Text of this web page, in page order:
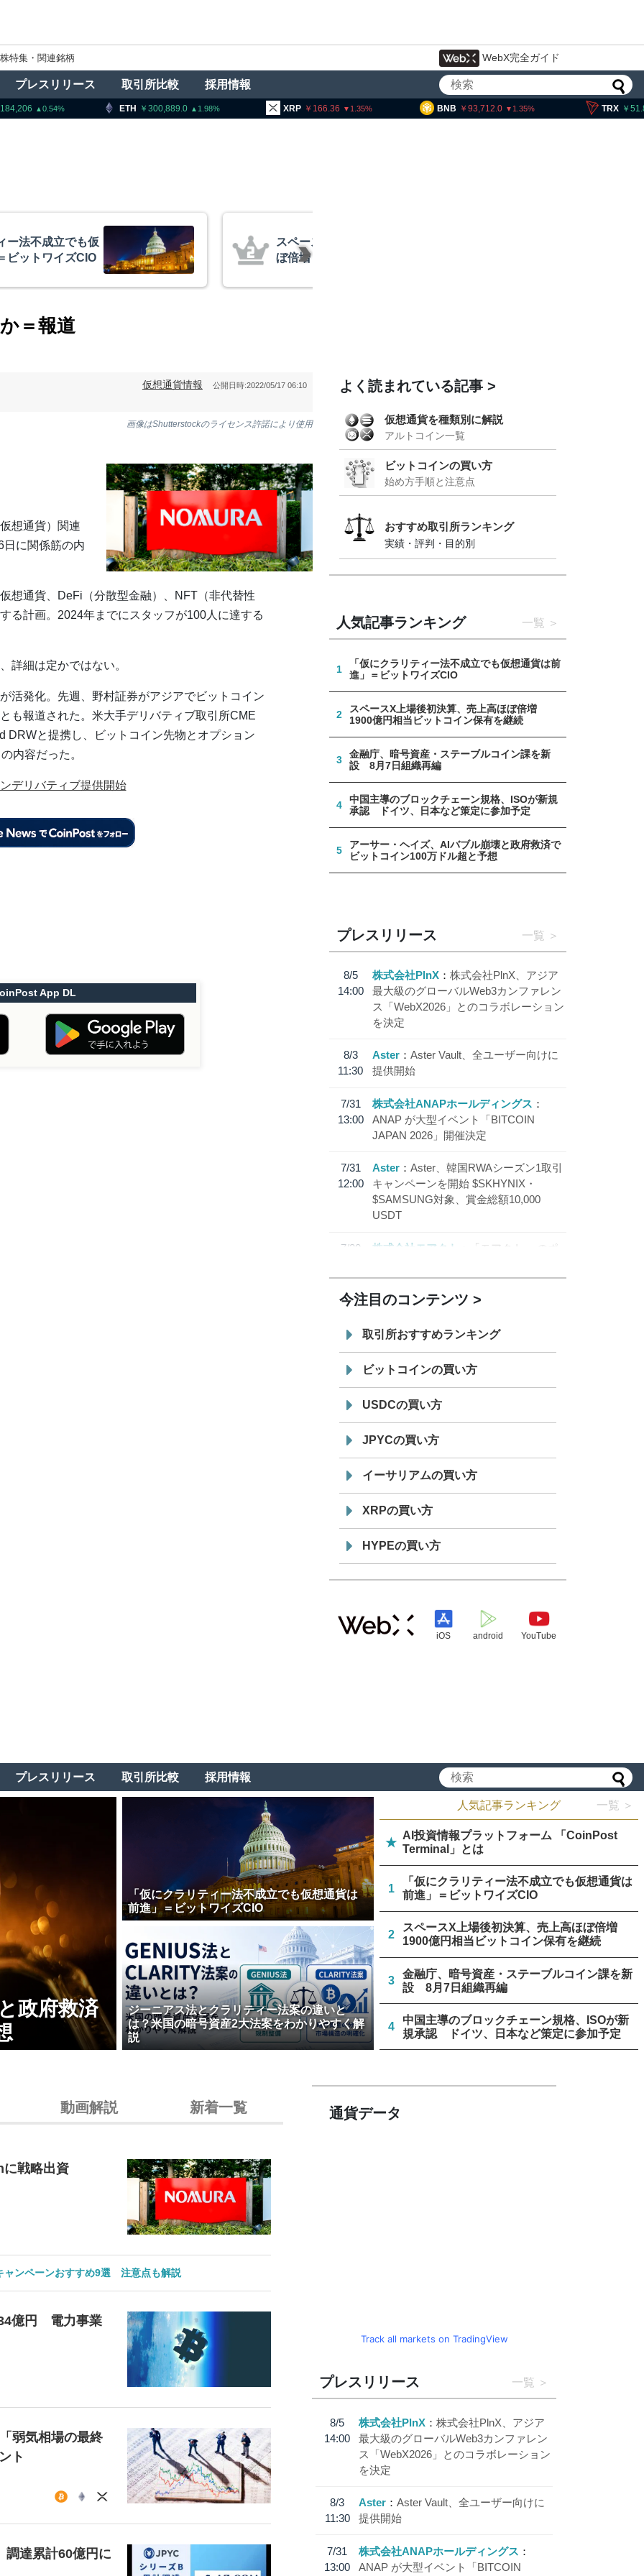
株特集・関連銘柄 WebX完全ガイド
プレスリリース 取引所比較 採用情報
300,889.0 XRP 166.36 1.35 BNB 93,712.0 TRX 51.87 0.57 SOL
決算、売上高ほ
相当ビットコイ
金融庁、暗号資産・ステーブルコイ
ン課を新設 8月7日組織再編
＝報道
仮想通貨情報 公開日時:2022/05/17 06:10
画像はShutterstockのライセンス許諾により使用
想通貨）関連
に関係筋の内
想通貨、DeFi（分散型金融）、NFT（非代替性
る計画。2024年までにスタッフが100人に達する
詳細は定かではない。
活発化。先週、野村証券がアジアでビットコイン
も報道された。米大手デリバティブ取引所CME
DRWと提携し、ビットコイン先物とオプション
内容だった。
デリバティブ提供開始
App DL
よく読まれている記事
仮想通貨を種類別に解説
アルトコイン一覧
ビットコインの買い方
始め方手順と注意点
おすすめ取引所ランキング
実績・評判・目的別
人気記事ランキング 一覧
1
「仮にクラリティー法不成立でも仮想通貨は前
進」＝ビットワイズCIO
2
スペースX上場後初決算、売上高ほぼ倍増
1900億円相当ビットコイン保有を継続
3
金融庁、暗号資産・ステーブルコイン課を新
設 8月7日組織再編
4
中国主導のブロックチェーン規格、ISOが新規
承認 ドイツ、日本など策定に参加予定
5
アーサー・ヘイズ、AIバブル崩壊と政府救済で
ビットコイン100万ドル超と予想
プレスリリース 一覧
8/5
14:00
株式会社PlnX
株式会社PlnX、アジア
最大級のグローバルWeb3カンファレン
ス「WebX2026」とのコラボレーション
を決定
8/3
11:30
Aster
Aster Vault、全ユーザー向けに
提供開始
7/31
13:00
株式会社ANAPホールディングス
ANAP が大型イベント「BITCOIN
JAPAN 2026」開催決定
7/31
12:00
Aster
Aster、韓国RWAシーズン1取引
キャンペーンを開始 $SKHYNIX・
$SAMSUNG対象、賞金総額10,000
USDT
7/30
株式会社モアクト
「モアクト」 のポ
「 JPYC」を追加
19:30
てステーブルコイン「JPYSC」徹底解
説セミナーを開催
今注目のコンテンツ
取引所おすすめランキング
ビットコインの買い方
USDCの買い方
JPYCの買い方
イーサリアムの買い方
XRPの買い方
HYPEの買い方
iOS android YouTube
プレスリリース 取引所比較 採用情報
政府救済
「仮にクラリティー法不成立でも仮想通貨は
前進」＝ビットワイズCIO
ジーニアス法とクラリティー法案の違いと
は？米国の暗号資産2大法案をわかりやすく解
説
人気記事ランキング 一覧 ＞
★
AI投資情報プラットフォーム 「CoinPost
Terminal」とは
1
「仮にクラリティー法不成立でも仮想通貨は
前進」＝ビットワイズCIO
2
スペースX上場後初決算、売上高ほぼ倍増
1900億円相当ビットコイン保有を継続
3
金融庁、暗号資産・ステーブルコイン課を新
設 8月7日組織再編
4
中国主導のブロックチェーン規格、ISOが新
規承認 ドイツ、日本など策定に参加予定
動画解説 新着一覧
に戦略出資
ャンペーンおすすめ9選 注意点も解説
億円 電力事業
弱気相場の最終
ト
調達累計60億円に
通貨データ
Track all markets on TradingView
プレスリリース 一覧
8/5
14:00
株式会社PlnX
株式会社PlnX、アジア
最大級のグローバルWeb3カンファレン
ス「WebX2026」とのコラボレーション
を決定
8/3
11:30
Aster
Aster Vault、全ユーザー向けに
提供開始
7/31
13:00
株式会社ANAPホールディングス
ANAP が大型イベント「BITCOIN